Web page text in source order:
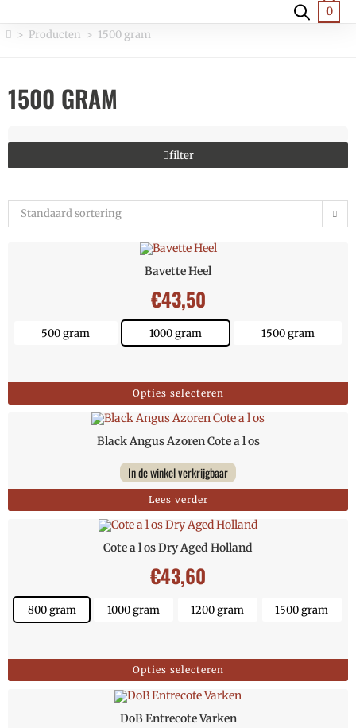
0
> Producten > 1500 gram
1500 GRAM
filter
Standaard sortering
Bavette Heel
€43,50
500 gram 1000 gram 1500 gram
Opties selecteren
Black Angus Azoren Cote a l os
In de winkel verkrijgbaar
Lees verder
Cote a l os Dry Aged Holland
€43,60
800 gram 1000 gram 1200 gram 1500 gram
Opties selecteren
DoB Entrecote Varken